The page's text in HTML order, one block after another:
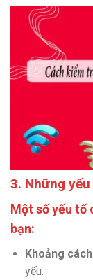
3. Những
Một số yếu tố
bạn:
Khoảng
yếu.